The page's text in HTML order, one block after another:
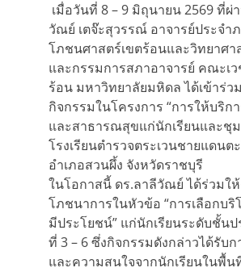
เมื่อวันที่ 8 – 9 มิถุนายน 2569 ที่ผ่
วัณย์ เตจ๊ะสุวรรณ์ อาจารย์ประจำ
โภชนศาสตร์เขตร้อนและวิทยาศา
และกรรมการสภาอาจารย์ คณะเ
ร้อน มหาวิทยาลัยมหิดล ได้เข้าร่ว
กิจกรรมในโครงการ “การให้บริ
และสาธารณสุขแก่นักเรียนและชุ
โรงเรียนตำรวจตระเวนชายแดนต
อำเภอสวนผึ้ง จังหวัดราชบุรี
ในโอกาสนี้ ดร.ลาลีวัณย์ ได้ร่วมใ
โภชนาการในหัวข้อ “การเลือกบ
มีประโยชน์” แก่นักเรียนระดับชั้น
ที่ 3 – 6 ซึ่งกิจกรรมดังกล่าวได้รับ
และความสนใจจากนักเรียนในพื้น